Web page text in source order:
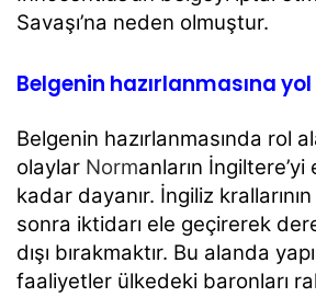
Savaşı’na neden olmuştur.
Belgenin hazırlanmasına
Belgenin hazırlanmasında rol
olaylar Normanların
kadar dayanır. İngiliz
sonra iktidarı ele geçirerek
dışı bırakmaktır. Bu alanda
faaliyetler ülkedeki baronları